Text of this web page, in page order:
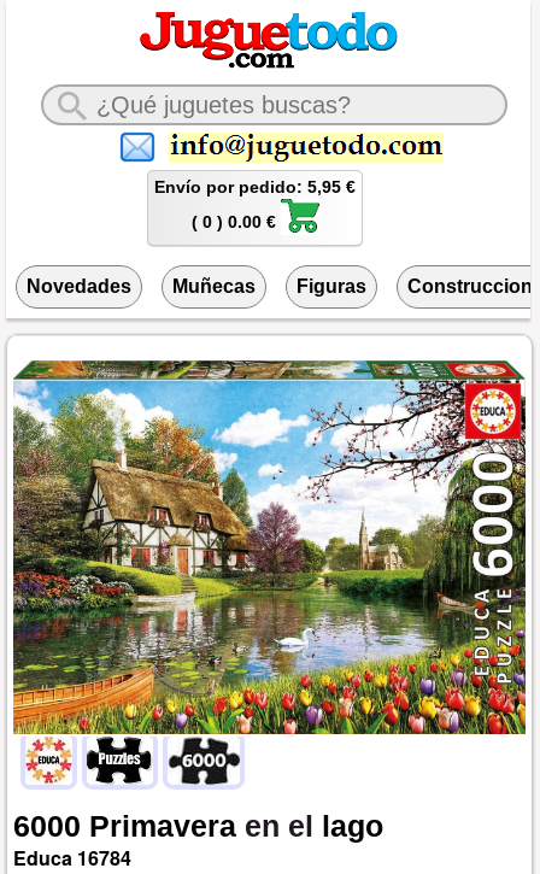
Envío por pedido: 5,95 €
( 0 ) 0.00 €
Novedades Muñecas Figuras
6000 Primavera en el lago
Educa 16784